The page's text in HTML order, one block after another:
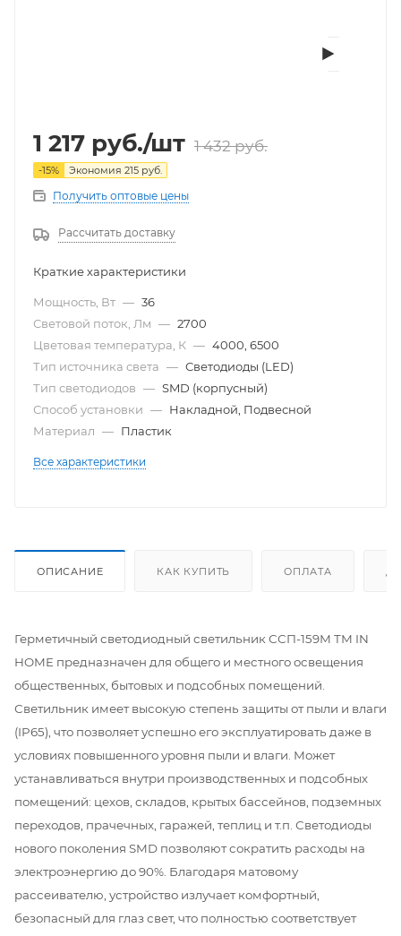
1 217 руб./шт 1 432руб.
-15% Экономия 215 руб.
Получить оптовые цены
Рассчитать доставку
Краткие характеристики
Мощность, Вт — 36
Световой поток, Лм — 2700
Цветовая температура, К — 4000, 6500
Тип источника света — Светодиоды (LED)
Тип светодиодов — SMD (корпусный)
Способ установки — Накладной, Подвесной
Материал — Пластик
Все характеристики
ОПИСАНИЕ КАК КУПИТЬ ОПЛАТА
Герметичный светодиодный светильник ССП-159М ТМ IN
HOME предназначен для общего и местного освещения
общественных, бытовых и подсобных помещений.
Светильник имеет высокую степень защиты от пыли и влаги
(IP65), что позволяет успешно его эксплуатировать даже в
условиях повышенного уровня пыли и влаги. Может
устанавливаться внутри производственных и подсобных
помещений: цехов, складов, крытых бассейнов, подземных
переходов, прачечных, гаражей, теплиц и т.п. Светодиоды
нового поколения SMD позволяют сократить расходы на
электроэнергию до 90%. Благодаря матовому
рассеивателю, устройство излучает комфортный,
безопасный для глаз свет, что полностью соответствует